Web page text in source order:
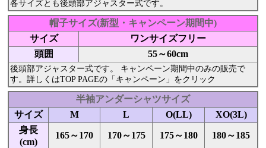
各サイズとも後頭部アジャスター式です。
帽子サイズ(新型・キャンペーン期間中)
サイズ
ワンサイズフリー
頭囲
55～60cm
後頭部アジャスター式です。 キャンペーン期間中のみの販売で
す。詳しくはTOP PAGEの「キャンペーン」をクリック
半袖アンダーシャツサイズ
サイズ
M L O(LL)
XO(3L)
身長
(cm)
165～170 170～175 175～180 180～185